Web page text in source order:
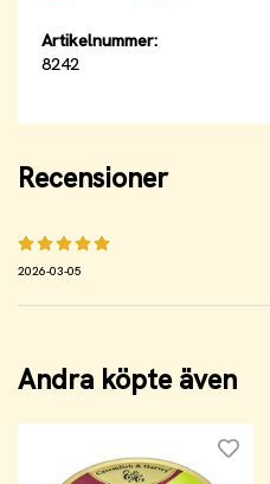
Artikelnummer:
8242
Recensioner
2026-03-05
Andra köpte även